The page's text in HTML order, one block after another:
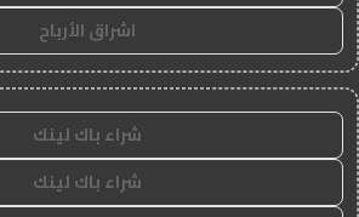
اشراق الأرباح
شراء باك لينك
شراء باك لينك